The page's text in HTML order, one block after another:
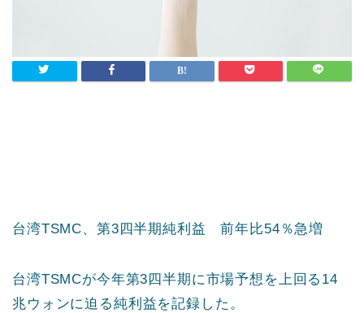
台湾TSMC、第3四半期純利益 前年比54％急増
台湾TSMCが今年第3四半期に市場予想を上回る14
兆ウォンに迫る純利益を記録した。